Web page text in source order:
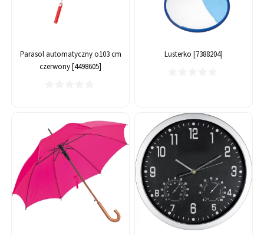
Parasol automatyczny o103 cm
czerwony [4498605]
Lusterko [7388204]